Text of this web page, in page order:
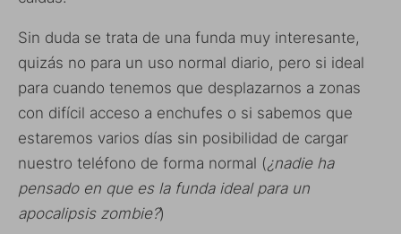
Sin duda se trata de una funda muy interesante,
quizás no para un uso normal diario, pero si ideal
para cuando tenemos que desplazarnos a zonas
con difícil acceso a enchufes o si sabemos que
estaremos varios días sin posibilidad de cargar
nuestro teléfono de forma normal (¿nadie ha
pensado en que es la funda ideal para un
apocalipsis zombie?)